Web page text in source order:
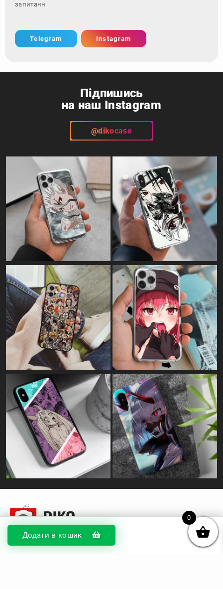
Додати в кошик
запитання - зверніт
Telegram Instagram
Підпишись
на наш Instagram
@dikocase
0